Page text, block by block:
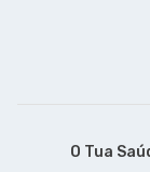
O Tua